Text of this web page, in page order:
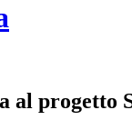
al progetto